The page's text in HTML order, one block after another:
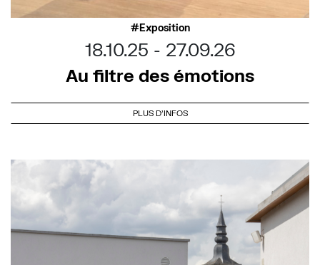
Exposition
18.10.25
27.09.26
Au filtre des émotions
PLUS D'INFOS